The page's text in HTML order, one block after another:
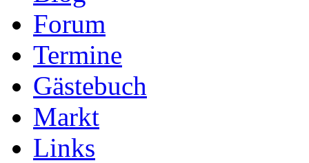
Forum
Termine
Gästebuch
Markt
Links